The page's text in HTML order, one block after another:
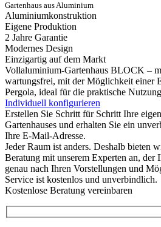
Gartenhaus aus Aluminium
Aluminiumkonstruktion
Eigene Produktion
2 Jahre Garantie
Modernes Design
Einzigartig auf dem Markt
Vollaluminium-Gartenhaus BLOCK –
wartungsfrei, mit der Möglichkeit einer
Pergola, ideal für die praktische
Individuell konfigurieren
Erstellen Sie Schritt für Schritt Ihre
Gartenhauses und erhalten Sie ein
Ihre E-Mail-Adresse.
Jeder Raum ist anders. Deshalb bieten
Beratung mit unserem Experten an, der
genau nach Ihren Vorstellungen und
Service ist kostenlos und unverbindlich.
Kostenlose Beratung vereinbaren